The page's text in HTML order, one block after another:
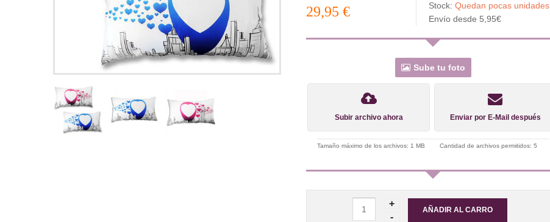
29,95 € Stock: Quedan pocas unidades
Envío desde 5,95€
Sube tu foto
Subir archivo ahora Enviar por E-Mail después
Tamaño máximo de los archivos: 1 MB Cantidad de archivos permitidos: 5